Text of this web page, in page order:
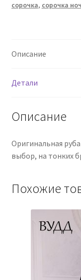
сорочка, сорочка
Описание
Детали
Описание
Оригинальная
выбор, на тонких
Похожие